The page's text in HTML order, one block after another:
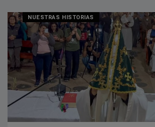
NUESTRAS HISTORIAS